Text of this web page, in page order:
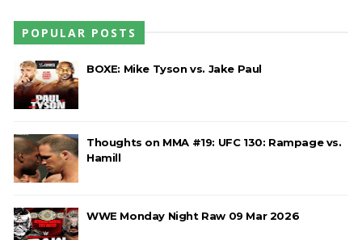
Agente livre de peso: Kairi Sane revela inúmeras
próximo passo
SCSA867-Aug 07 2026
WWE: Regresso de Stephanie Vaquer foi adiado
por várias semanas
SCSA867-Aug 06 2026
POPULAR POSTS
BOXE: Mike Tyson vs. Jake Paul
Thoughts on MMA #19: UFC 130: Rampage vs.
Hamill
WWE Monday Night Raw 09 Mar 2026